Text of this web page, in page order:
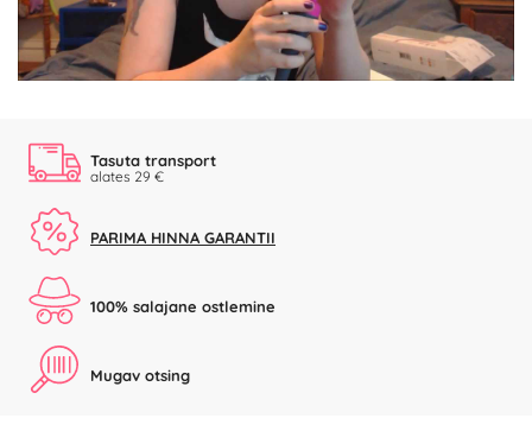
Video
Tasuta transport
alates 29 €
PARIMA HINNA GARANTII
100% salajane ostlemine
Mugav otsing